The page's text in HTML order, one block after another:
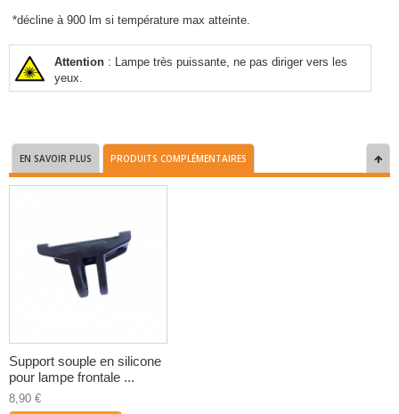
*décline à 900 lm si température max atteinte.
Attention : Lampe très puissante, ne pas diriger vers les
yeux.
EN SAVOIR PLUS PRODUITS COMPLÉMENTAIRES
Support souple en silicone
pour lampe frontale ...
8,90 €